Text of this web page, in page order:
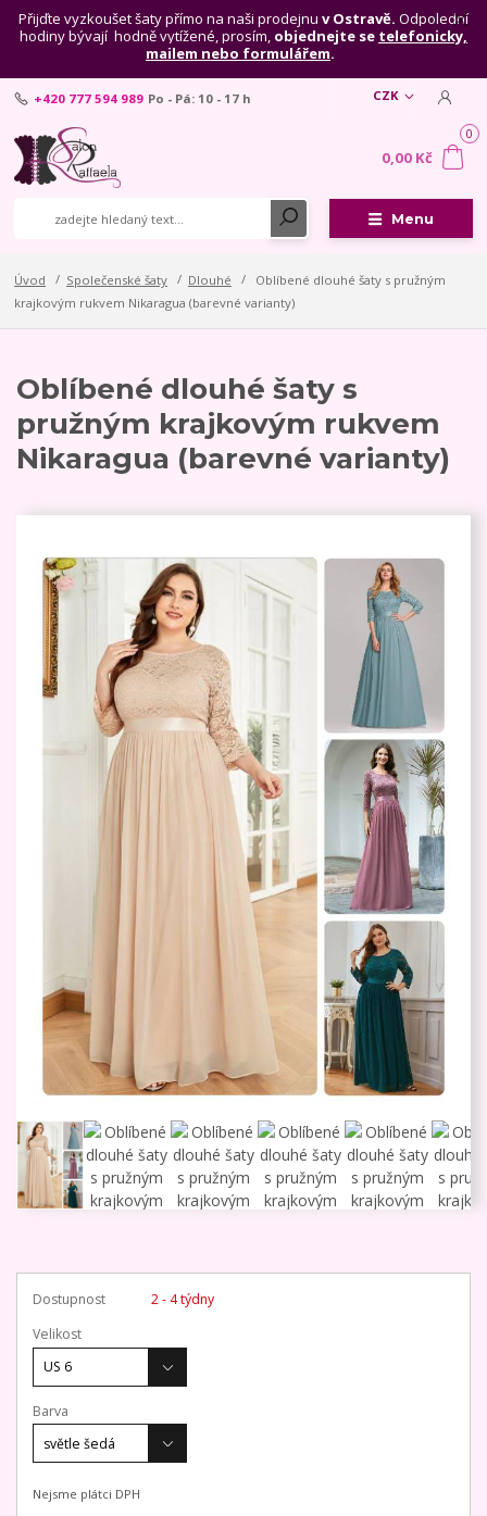
Přijďte vyzkoušet šaty přímo na naši prodejnu v Ostravě. Odpolední
hodiny bývají hodně vytížené, prosím, objednejte se telefonicky,
mailem nebo formulářem.
Menu
CZK
+420 777 594 989 Po - Pá: 10 - 17 h
0
0,00 Kč
Úvod Společenské šaty Dlouhé
Oblíbené dlouhé šaty s pružným
krajkovým rukvem Nikaragua (barevné varianty)
Oblíbené dlouhé šaty s
pružným krajkovým rukvem
Nikaragua (barevné varianty)
Dostupnost
2 - 4 týdny
Velikost
Barva
Nejsme plátci DPH